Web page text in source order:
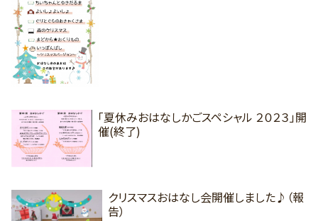
「夏休みおはなしかごスペシャル ２０２３」開
催(終了)
クリスマスおはなし会開催しました♪（報
告）